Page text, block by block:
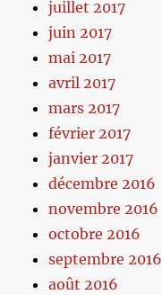
juillet 2017
juin 2017
mai 2017
avril 2017
mars 2017
février 2017
janvier 2017
décembre 2016
novembre 2016
octobre 2016
septembre 2016
août 2016